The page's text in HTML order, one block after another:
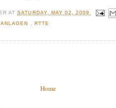
ATSATURDAY, MAY 02, 2009
, RTTE
Home